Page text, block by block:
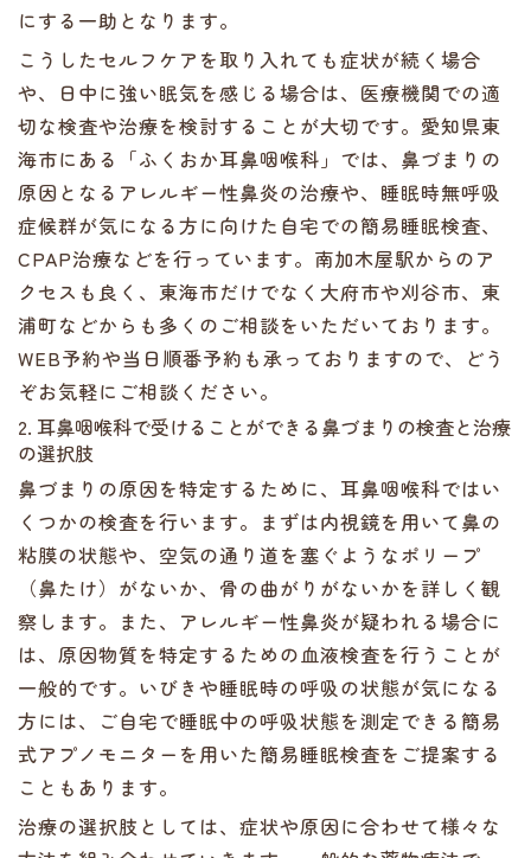
にする一助となります。
こうしたセルフケアを取り入れても症状が続く場合
や、日中に強い眠気を感じる場合は、医療機関での適
切な検査や治療を検討することが大切です。愛知県東
海市にある「ふくおか耳鼻咽喉科」では、鼻づまりの
原因となるアレルギー性鼻炎の治療や、睡眠時無呼吸
症候群が気になる方に向けた自宅での簡易睡眠検査、
CPAP治療などを行っています。南加木屋駅からのア
クセスも良く、東海市だけでなく大府市や刈谷市、東
浦町などからも多くのご相談をいただいております。
WEB予約や当日順番予約も承っておりますので、どう
ぞお気軽にご相談ください。
2. 耳鼻咽喉科で受けることができる鼻づまりの検査と治療
の選択肢
鼻づまりの原因を特定するために、耳鼻咽喉科ではい
くつかの検査を行います。まずは内視鏡を用いて鼻の
粘膜の状態や、空気の通り道を塞ぐようなポリープ
（鼻たけ）がないか、骨の曲がりがないかを詳しく観
察します。また、アレルギー性鼻炎が疑われる場合に
は、原因物質を特定するための血液検査を行うことが
一般的です。いびきや睡眠時の呼吸の状態が気になる
方には、ご自宅で睡眠中の呼吸状態を測定できる簡易
式アプノモニターを用いた簡易睡眠検査をご提案する
こともあります。
治療の選択肢としては、症状や原因に合わせて様々な